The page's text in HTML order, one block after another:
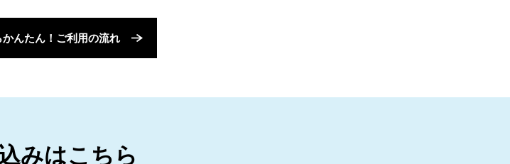
かんたん！ご利用の流れ
みはこちら